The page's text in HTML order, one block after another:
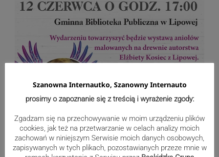
Szanowna Internautko, Szanowny Internauto
prosimy o zapoznanie się z treścią i wyrażenie zgody:
Zgadzam się na przechowywanie w moim urządzeniu plików
cookies, jak też na przetwarzanie w celach analizy moich
zachowań w niniejszym Serwisie moich danych osobowych,
zapisywanych w tych plikach, pozostawianych przeze mnie w